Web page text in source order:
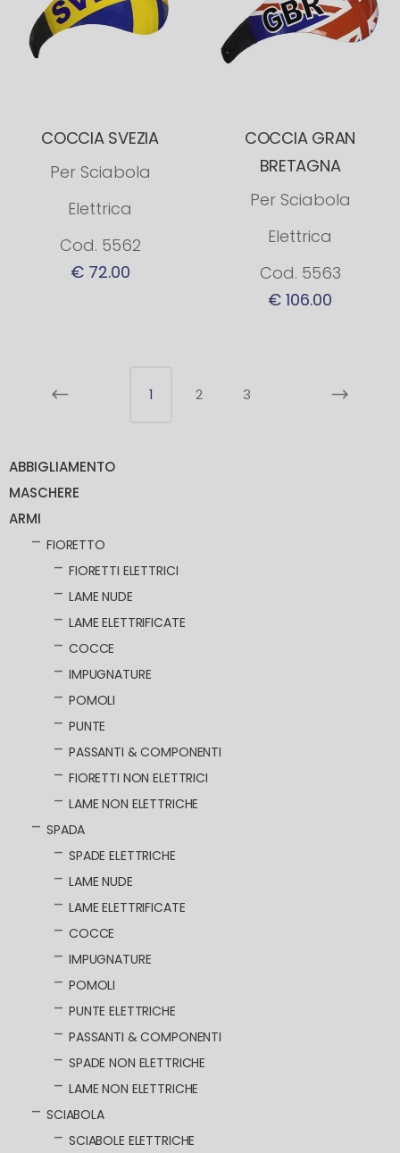
ABBIGLIAMENTO
MASCHERE
ARMI
FIORETTO
FIORETTI ELETTRICI
LAME NUDE
LAME ELETTRIFICATE
COCCE
IMPUGNATURE
POMOLI
PUNTE
PASSANTI & COMPONENTI
FIORETTI NON ELETTRICI
LAME NON ELETTRICHE
SPADA
SPADE ELETTRICHE
LAME NUDE
LAME ELETTRIFICATE
COCCE
IMPUGNATURE
POMOLI
PUNTE ELETTRICHE
PASSANTI & COMPONENTI
SPADE NON ELETTRICHE
LAME NON ELETTRICHE
SCIABOLA
SCIABOLE ELETTRICHE
COCCIA SVEZIA
Per Sciabola
Elettrica
Cod. 5562
€ 72.00
COCCIA GRAN
BRETAGNA
Per Sciabola
Elettrica
Cod. 5563
€ 106.00
1 2 3